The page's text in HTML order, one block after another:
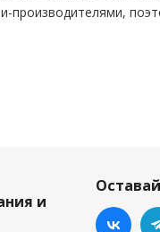
производителями,
и